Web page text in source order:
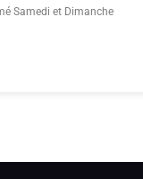
Samedi et Dimanche